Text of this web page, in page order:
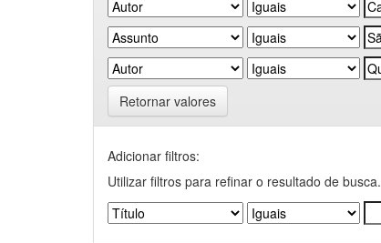
Retornar valores
Adicionar filtros:
Utilizar filtros para refinar o resultado de busca.